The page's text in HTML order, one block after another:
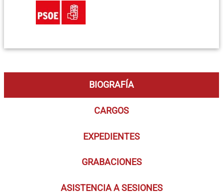
BIOGRAFÍA
CARGOS
EXPEDIENTES
GRABACIONES
ASISTENCIA A SESIONES